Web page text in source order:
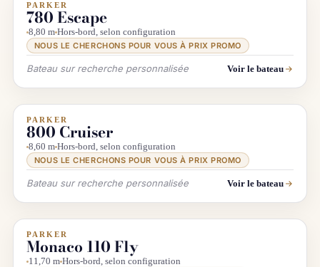
INFO & RECHERCHE
PARKER
780 Escape
8,80 m Hors-bord, selon configuration
NOUS LE CHERCHONS POUR VOUS À PRIX PROMO
Bateau sur recherche personnalisée Voir le bateau
INFO & RECHERCHE
PARKER
800 Cruiser
8,60 m Hors-bord, selon configuration
NOUS LE CHERCHONS POUR VOUS À PRIX PROMO
Bateau sur recherche personnalisée Voir le bateau
INFO & RECHERCHE
PARKER
Monaco 110 Fly
11,70 m Hors-bord, selon configuration